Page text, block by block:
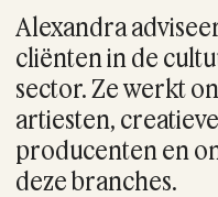
Alexandra
cliënten in de
sector. Ze werkt
artiesten,
producenten en
deze branches.